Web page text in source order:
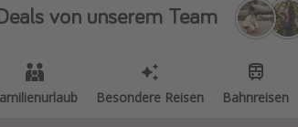
von unserem Team
Besondere Reisen Bahnreisen